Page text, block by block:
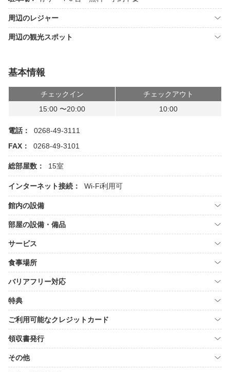
周辺のレジャー
周辺の観光スポット
基本情報
チェックイン
チェックアウト
15:00 〜20:00
10:00
電話：
0268-49-3111
FAX：
0268-49-3101
総部屋数： 15室
インターネット接続： Wi-Fi利用可
館内の設備
部屋の設備・備品
サービス
食事場所
バリアフリー対応
特典
ご利用可能なクレジットカード
領収書発行
その他